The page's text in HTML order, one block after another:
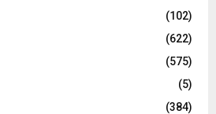
(102)
(622)
(575)
(5)
(384)